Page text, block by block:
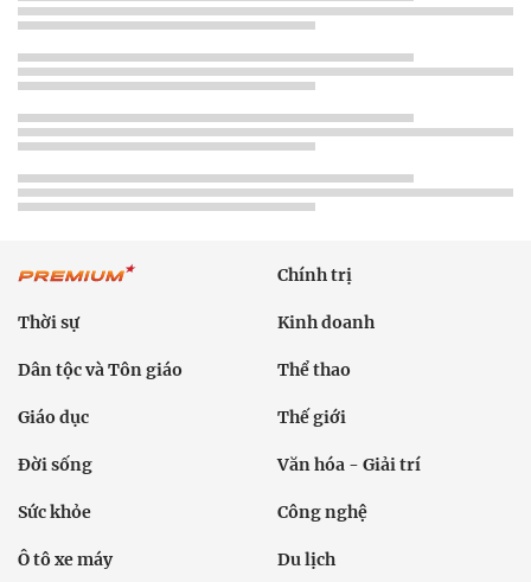
Chính trị
Thời sự Kinh doanh
Dân tộc và Tôn giáo Thể thao
Giáo dục Thế giới
Đời sống Văn hóa - Giải trí
Sức khỏe Công nghệ
Ô tô xe máy Du lịch